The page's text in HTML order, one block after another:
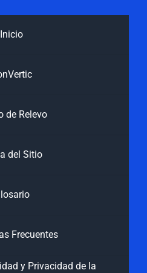
Inicio
de Relevo
del Sitio
Frecuentes
y Privacidad de la